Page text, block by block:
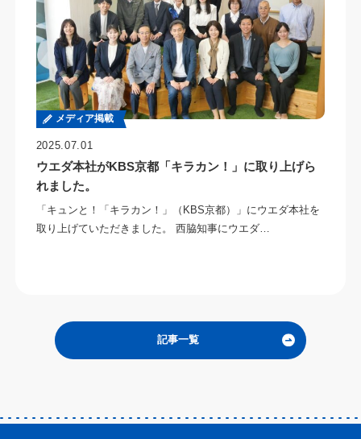
メディア掲載
2025.07.01
ウエダ本社がKBS京都「キラカン！」に取り上げら
れました。
「キュンと！「キラカン！」（KBS京都）」にウエダ本社を
取り上げていただきました。 西脇知事にウエダ…
記事一覧